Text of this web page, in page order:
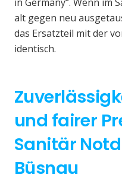
alt gegen neu
das Ersatzteil mit der
identisch.
und fairer
Sanitär
Büsnau